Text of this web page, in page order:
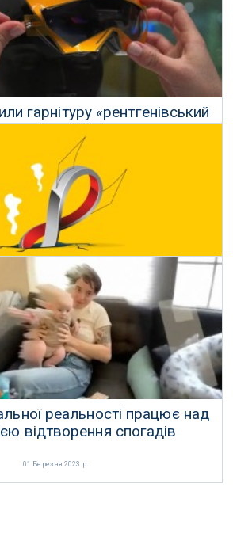
гарнітуру «рентгенівський
бачити всередині коробок
03 Березня 2023 р.
повністю розвалюється
31 Березня 2023 р.
реальності працює над
відтворення спогадів
01 Березня 2023 р.